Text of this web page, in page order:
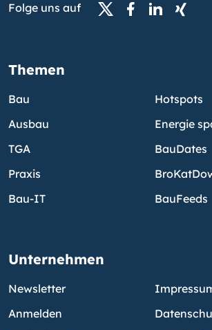
Folge uns auf
Themen
Bau
Ausbau
TGA
Praxis
Bau-IT
Hotspots
Energie
BauDates
BauFeeds
Unternehmen
Newsletter
Anmelden